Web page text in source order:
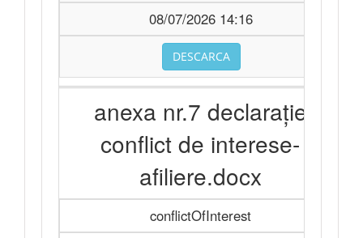
08/07/2026 14:16
DESCARCA
anexa nr.7 declaraţie
conflict de interese-
afiliere.docx
conflictOfInterest